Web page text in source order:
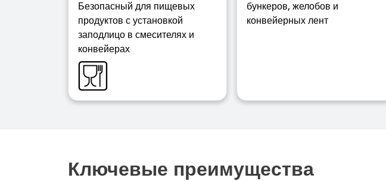
Безопасный для пищевых
продуктов с установкой
заподлицо в смесителях и
конвейерах
бункеров, желобов и
конвейерных лент
Ключевые преимущества